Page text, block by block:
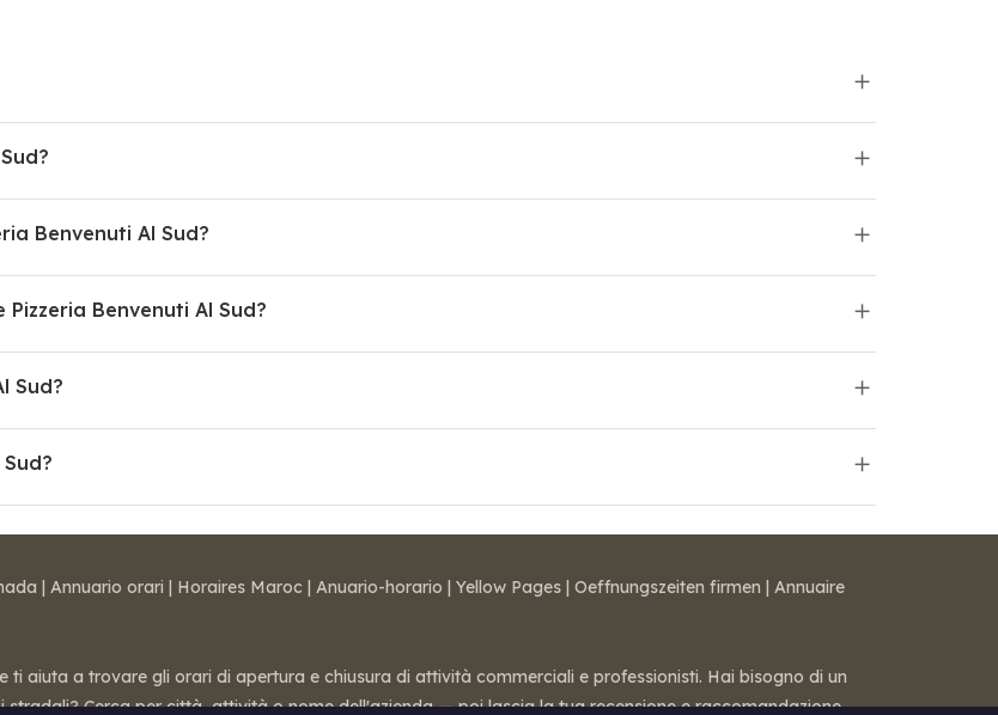
Benvenuti Al Sud?
Benvenuti Al Sud?
Sud?
| Annuario orari | Horaires Maroc | Anuario-horario | Yellow Pages | Oeffnungszeiten firmen | Annuaire
aiuta a trovare gli orari di apertura e chiusura di attività commerciali e professionisti. Hai bisogno di un
Cerca per città, attività o nome dell'azienda — poi lascia la tua recensione e raccomandazione.